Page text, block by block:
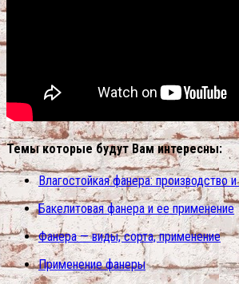
Темы которые будут Вам интересны:
Влагостойкая фанера: производство
Бакелитовая фанера и ее применение
Фанера — виды, сорта, применение
Применение фанеры